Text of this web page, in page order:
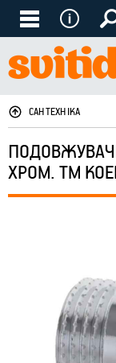
САНТЕХНІКА
ПОДОВЖУВАЧ
ХРОМ. ТМ